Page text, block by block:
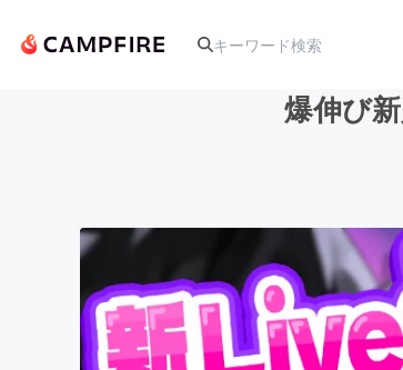
アート・写真
テクノロジー・ガジェット
爆伸び